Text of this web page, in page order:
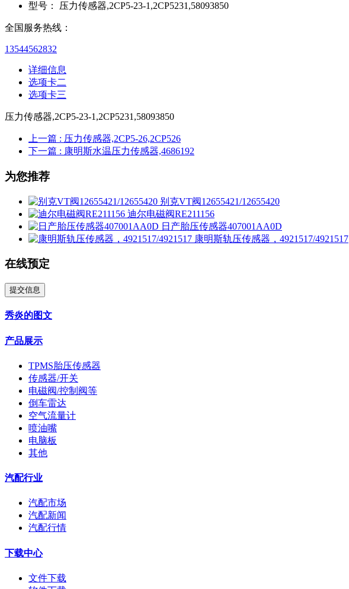
型号： 压力传感器,2CP5-23-1,2CP5231,58093850
全国服务热线：
13544562832
详细信息
选项卡二
选项卡三
压力传感器,2CP5-23-1,2CP5231,58093850
上一篇 : 压力传感器,2CP5-26,2CP526
下一篇 : 康明斯水温压力传感器,4686192
为您推荐
别克VT阀12655421/12655420
迪尔电磁阀RE211156
日产胎压传感器407001AA0D
康明斯轨压传感器，4921517/4921517
在线预定
提交信息
秀炎的图文
产品展示
TPMS胎压传感器
传感器/开关
电磁阀/控制阀等
倒车雷达
空气流量计
喷油嘴
电脑板
其他
汽配行业
汽配市场
汽配新闻
汽配行情
下载中心
文件下载